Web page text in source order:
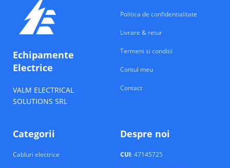
Echipamente
Electrice
VALM ELECTRICAL
SOLUTIONS SRL
Politica de confidentialitate
Livrare & retur
Termeni si conditii
Contul meu
Contact
Categorii
Cabluri electrice
Despre noi
CUI: 47145725